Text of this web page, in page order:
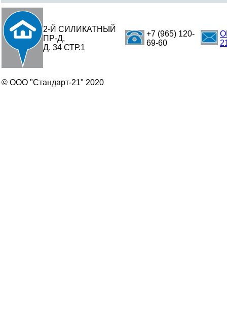
2-Й СИЛИКАТНЫЙ
ПР-Д,
Д. 34 СТР.1
+7 (965) 120-
69-60
© ООО "Стандарт-21" 2020